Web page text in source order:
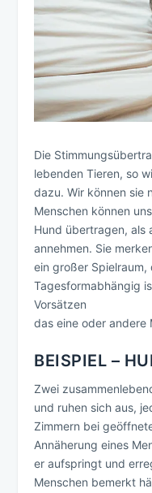
Die
lebenden Tieren, so
dazu. Wir können sie
Menschen können
Hund übertragen, als
annehmen. Sie
ein großer Spielraum,
Tagesformabhängig
Vorsätzen
das eine oder andere
BEISPIEL –
Zwei
und ruhen sich aus,
Zimmern bei
Annäherung eines
er aufspringt und
Menschen bemerkt